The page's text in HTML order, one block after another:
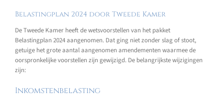
Belastingplan 2024 door Tweede Kamer
De Tweede Kamer heeft de wetsvoorstellen van het pakket
Belastingplan 2024 aangenomen. Dat ging niet zonder slag of stoot,
getuige het grote aantal aangenomen amendementen waarmee de
oorspronkelijke voorstellen zijn gewijzigd. De belangrijkste wijzigingen
zijn:
Inkomstenbelasting